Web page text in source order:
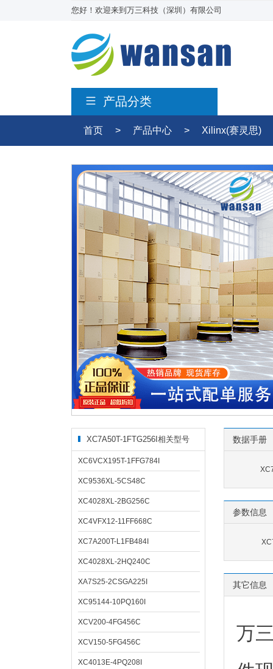
您好！欢迎来到万三科技（深圳）有限公司
产品分类
首页 > 产品中心 > Xilinx(赛灵思)
XC7A50T-1FTG256I相关型号
XC6VCX195T-1FFG784I
XC9536XL-5CS48C
XC4028XL-2BG256C
XC4VFX12-11FF668C
XC7A200T-L1FB484I
XC4028XL-2HQ240C
XA7S25-2CSGA225I
XC95144-10PQ160I
XCV200-4FG456C
XCV150-5FG456C
XC4013E-4PQ208I
数据手册
参数信息
其它信息
万